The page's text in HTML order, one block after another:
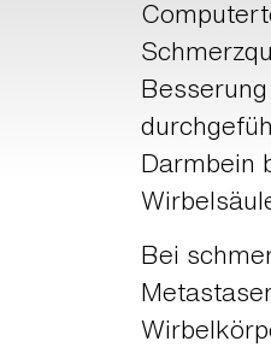
Darmbein
Bei